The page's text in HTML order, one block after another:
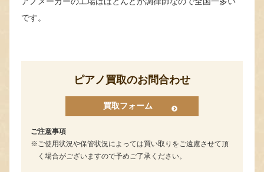
です。
ピアノ買取のお問合わせ
買取フォーム
ご注意事項
ご使用状況や保管状況によっては買い取りをご遠慮させて頂
く場合がございますので予めご了承ください。